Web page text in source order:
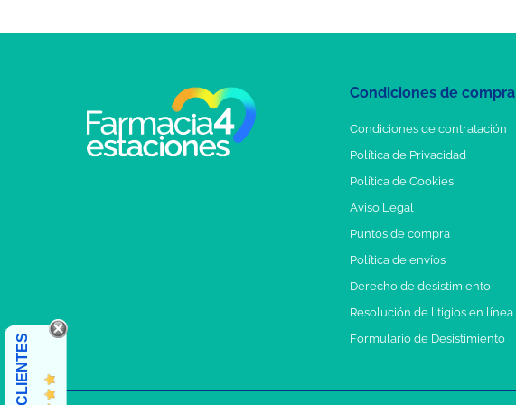
Condiciones de compra
Condiciones de contratación
Política de Privacidad
Política de Cookies
Aviso Legal
Puntos de compra
Política de envíos
Derecho de desistimiento
Resolución de litigios en línea
Formulario de Desistimiento